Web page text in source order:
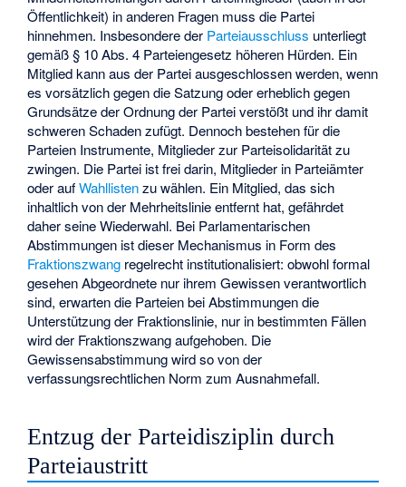
Öffentlichkeit) in anderen Fragen muss die Partei
hinnehmen. Insbesondere der Parteiausschluss unterliegt
gemäß § 10 Abs. 4 Parteiengesetz höheren Hürden. Ein
Mitglied kann aus der Partei ausgeschlossen werden, wenn
es vorsätzlich gegen die Satzung oder erheblich gegen
Grundsätze der Ordnung der Partei verstößt und ihr damit
schweren Schaden zufügt. Dennoch bestehen für die
Parteien Instrumente, Mitglieder zur Parteisolidarität zu
zwingen. Die Partei ist frei darin, Mitglieder in Parteiämter
oder aufWahllistenzu wählen. Ein Mitglied, das sich
inhaltlich von der Mehrheitslinie entfernt hat, gefährdet
daher seine Wiederwahl. Bei Parlamentarischen
Abstimmungen ist dieser Mechanismus in Form des
Fraktionszwang regelrecht institutionalisiert: obwohl formal
gesehen Abgeordnete nur ihrem Gewissen verantwortlich
sind, erwarten die Parteien bei Abstimmungen die
Unterstützung der Fraktionslinie, nur in bestimmten Fällen
wird der Fraktionszwang aufgehoben. Die
Gewissensabstimmung wird so von der
verfassungsrechtlichen Norm zum Ausnahmefall.
Entzug der Parteidisziplin durch
Parteiaustritt